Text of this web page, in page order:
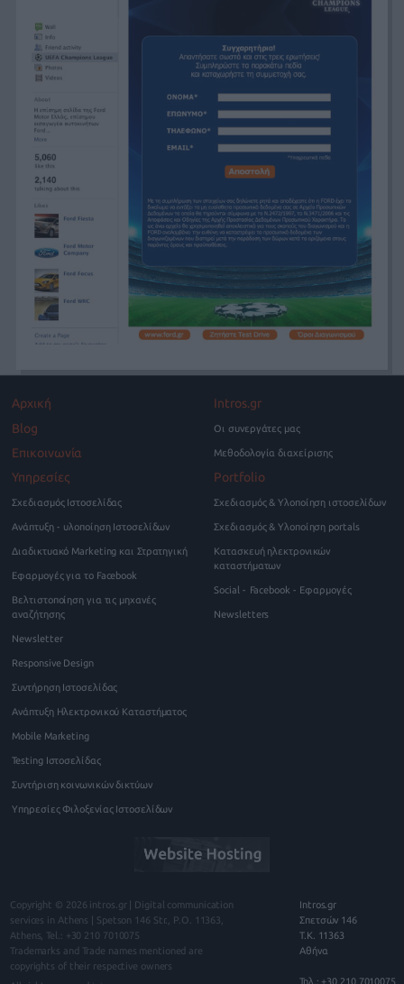
Αρχική
Blog
Επικοινωνία
Intros.gr
Οι συνεργάτες μας
Μεθοδολογία διαχείρισης
Υπηρεσίες
Σχεδιασμός Ιστοσελίδας
Ανάπτυξη - υλοποίηση Ιστοσελίδων
Διαδικτυακό Marketing και Στρατηγική
Εφαρμογές για το Facebook
Βελτιστοποίηση για τις μηχανές
αναζήτησης
Newsletter
Responsive Design
Συντήρηση Ιστοσελίδας
Ανάπτυξη Ηλεκτρονικού Καταστήματος
Mobile Marketing
Testing Ιστοσελίδας
Συντήριση κοινωνικών δικτύων
Υπηρεσίες Φιλοξενίας Ιστοσελίδων
Portfolio
Σχεδιασμός & Υλοποίηση ιστοσελίδων
Σχεδιασμός & Υλοποίηση portals
Κατασκευή ηλεκτρονικών
καταστήματων
Social - Facebook - Εφαρμογές
Newsletters
Intros.gr
Σπετσών 146
Τ.Κ. 11363
Αθήνα
Τηλ.: +30 210 7010075
Copyright © 2026 intros.gr | Digital communication
services in Athens
Spetson 146 Str., P.O. 11363
Athens , Tel.: +30 210 7010075
Trademarks and Trade names mentioned are
copyrights of their respective owners